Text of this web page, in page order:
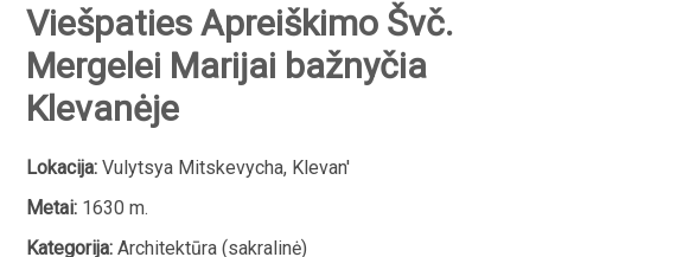
Viešpaties Apreiškimo Švč.
Mergelei Marijai bažnyčia
Klevanėje
Lokacija:Vulytsya Mitskevycha, Klevan'
Metai:1630 m.
Kategorija:Architektūra (sakralinė)